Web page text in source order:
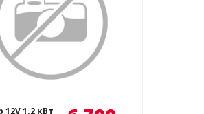
12V 1.2 кВт